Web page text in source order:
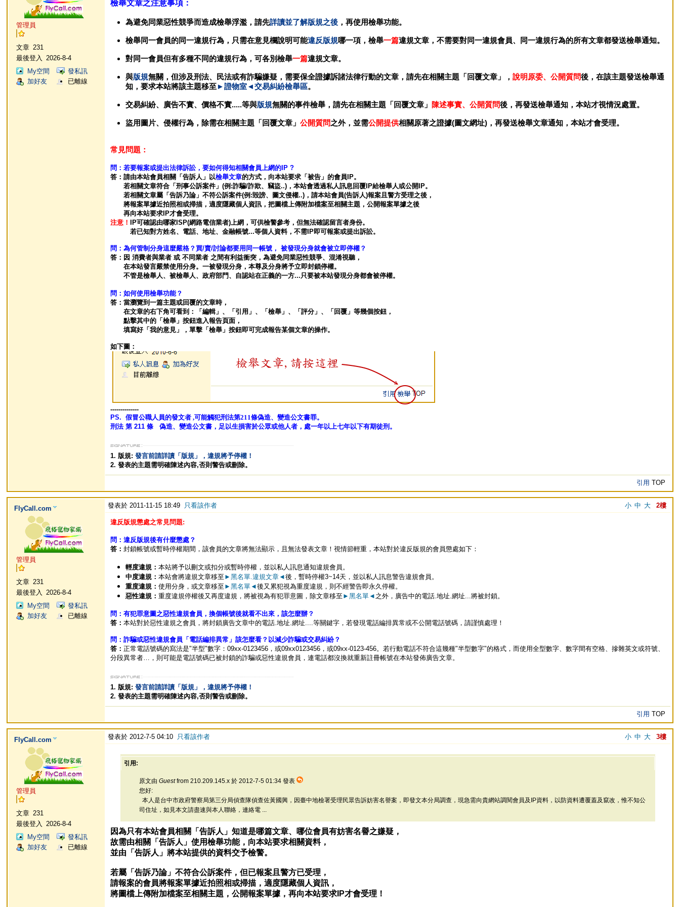
管理員
文章 231
最後登入
2026-8-4
My空間
發私訊
加好友
已離線
檢舉文章之注意事項：
為避免同業惡性競爭而造成檢舉浮濫，請先詳讀並了解版規之後 ，再使用檢舉功能。
檢舉同一會員的同一違規行為，只需在意見欄說明可能違反版規哪一項，檢舉一篇違規文章，不需要對同一違規會員、同一違規行為的所有文章都發送檢舉通知。
對同一會員但有多種不同的違規行為，可各別檢舉一篇違規文章。
與版規無關，但涉及刑法、民法或有詐騙嫌疑，需要保全證據訴諸法律行動的文章，請先在相關主題「回覆文章」，說明原委、公開質問後，在該主題發送檢舉通
知，要求本站將該主題移至►證物室◄交易糾紛檢舉區。
交易糾紛、廣告不實、價格不實.....等與版規無關的事件檢舉，請先在相關主題「回覆文章」 陳述事實、公開質問後，再發送檢舉通知，本站才視情況處置。
盜用圖片、侵權行為，除需在相關主題「回覆文章」公開質問之外，並需公開提供相關原著之證據(圖文網址)，再發送檢舉文章通知，本站才會受理。
常見問題：
問：若要報案或提出法律訴訟，要如何得知相關會員上網的IP ?
答：請由本站會員相關「告訴人」以檢舉文章的方式，向本站要求「被告」的會員IP。
若相關文章符合「刑事公訴案件」(例:詐騙/詐欺、竊盜..)，本站會透過私人訊息回覆IP給檢舉人或公開IP。
若相關文章屬「告訴乃論」不符公訴案件(例:毀謗、圖文侵權..)，請本站會員(告訴人)報案且警方受理之後，
將報案單據近拍照相或掃描，適度隱藏個人資訊，把圖檔上傳附加檔案至相關主題，公開報案單據之後
再向本站要求IP才會受理。
注意！IP可確認由哪家ISP(網路電信業者)上網，可供檢警參考，但無法確認留言者身份。
若已知對方姓名、電話、地址、金融帳號...等個人資料，不需IP即可報案或提出訴訟。
問：為何管制分身這麼嚴格？買/賣/討論都要用同一帳號， 被發現分身就會被立即停權？
答：因 消費者與業者 或 不同業者 之間有利益衝突，為避免同業惡性競爭、混淆視聽，
在本站發言嚴禁使用分身。一被發現分身，本尊及分身將予立即封鎖停權。
不管是檢舉人、被檢舉人、政府部門、自認站在正義的一方...只要被本站發現分身都會被停權。
問：如何使用檢舉功能？
答：當瀏覽到一篇主題或回覆的文章時，
在文章的右下角可看到：「編輯」、「引用」、「檢舉」、「評分」、「回覆」等幾個按鈕，
點擊其中的「檢舉」按鈕進入報告頁面，
填寫好「我的意見」，單擊「檢舉」按鈕即可完成報告某個文章的操作。
如下圖：
--------------
PS.假冒公職人員的發文者 ,可能觸犯刑法第211條偽造、變造公文書罪。
刑法 第 211 條 偽造、變造公文書，足以生損害於公眾或他人者，處一年以上七年以下有期徒刑。
1. 版規:發言前請詳讀「版規」，違規將予停權！
2. 發表的主題需明確陳述內容,否則警告或刪除。
引用 TOP
FlyCall.com
管理員
文章 231
最後登入
2026-8-4
My空間
發私訊
加好友
已離線
2樓
大
中
小
發表於 2011-11-15 18:49 只看該作者
違反版規懲處之常見問題:
問：違反版規後有什麼懲處？
答：封鎖帳號或暫時停權期間，該會員的文章將無法顯示，且無法發表文章！視情節輕重，本站對於違反版規的會員懲處如下：
輕度違規：本站將予以刪文或扣分或暫時停權，並以私人訊息通知違規會員。
中度違規：本站會將違規文章移至 ►黑名單.違規文章◄後，暫時停權3~14天，並以私人訊息警告違規會員。
重度違規：使用分身，或文章移至 ►黑名單◄後又累犯視為重度違規，則不經警告即永久停權。
惡性違規：重度違規停權後又再度違規，將被視為有犯罪意圖，除文章移至 ►黑名單◄ 之外，廣告中的電話.地址.網址...將被封鎖。
問：有犯罪意圖之惡性違規會員，換個帳號後就看不出來，該怎麼辦？
答：本站對於惡性違規之會員，將封鎖廣告文章中的電話.地址.網址....等關鍵字，若發現電話編排異常或不公開電話號碼，請謹慎處理！
問：詐騙或惡性違規會員「電話編排異常」該怎麼看？以減少詐騙或交易糾紛？
答：正常電話號碼的寫法是"半型"數字：09xx-0123456，或09xx0123456，或09xx-0123-456。若行動電話不符合這幾種"半型數字"的格式，而使用全型數字、數字間有空格、摻雜英文或符號、
分段異常者…，則可能是電話號碼已被封鎖的詐騙或惡性違規會員，連電話都沒換就重新註冊帳號在本站發佈廣告文章。
1. 版規:發言前請詳讀「版規」，違規將予停權！
2. 發表的主題需明確陳述內容,否則警告或刪除。
引用 TOP
FlyCall.com
管理員
文章 231
最後登入
2026-8-4
My空間
發私訊
加好友
已離線
3樓
大
中
小
發表於 2012-7-5 04:10 只看該作者
引用:
原文由Guestfrom 210.209.145.x 於 2012-7-5 01:34 發表
您好:
本人是台中市政府警察局第三分局偵查隊偵查佐黃國興，因臺中地檢署受理民眾告訴妨害名譽案，即發文本分局調查，現急需向貴網站調閱會員及IP資料，以防資料遭覆蓋及竄改，惟不知公
司住址，如見本文請盡速與本人聯絡，連絡電 ...
因為只有本站會員相關「告訴人」知道是哪篇文章、哪位會員有妨害名譽之嫌疑，
故需由相關「告訴人」使用檢舉功能，向本站要求相關資料，
並由「告訴人」將本站提供的資料交予檢警。
若屬「告訴乃論」不符合公訴案件，但已報案且警方已受理，
請報案的會員將報案單據近拍照相或掃描，適度隱藏個人資訊，
將圖檔上傳附加檔案至相關主題，公開報案單據，再向本站要求IP才會受理！